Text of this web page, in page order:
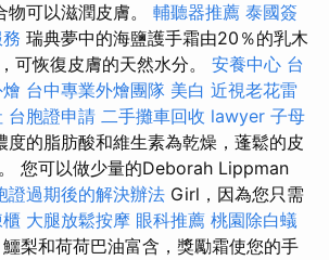
可以滋潤皮膚。 輔聽器推薦 泰國簽
瑞典夢中的海鹽護手霜由20％的乳木
可恢復皮膚的天然水分。 安養中心 台
台中專業外燴團隊 美白 近視老花雷
台胞證申請 二手攤車回收 lawyer 子母
度的脂肪酸和維生素為乾燥，蓬鬆的皮
您可以做少量的Deborah Lippman
證過期後的解決辦法 Girl，因為您只需
大腿放鬆按摩 眼科推薦 桃園除白蟻
梨和荷荷巴油富含，獎勵霜使您的手